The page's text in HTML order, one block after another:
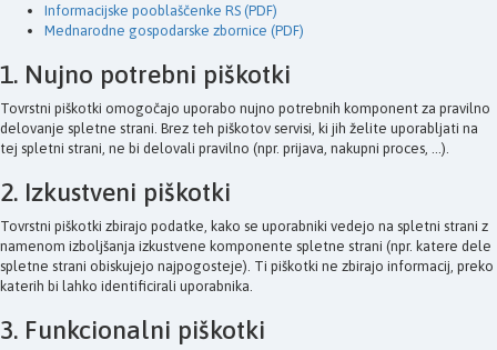
Informacijske pooblaščenke RS (PDF)
Mednarodne gospodarske zbornice (PDF)
1. Nujno potrebni piškotki
Tovrstni piškotki omogočajo uporabo nujno potrebnih komponent za pravilno
delovanje spletne strani. Brez teh piškotov servisi, ki jih želite uporabljati na
tej spletni strani, ne bi delovali pravilno (npr. prijava, nakupni proces, ...).
2. Izkustveni piškotki
Tovrstni piškotki zbirajo podatke, kako se uporabniki vedejo na spletni strani z
namenom izboljšanja izkustvene komponente spletne strani (npr. katere dele
spletne strani obiskujejo najpogosteje). Ti piškotki ne zbirajo informacij, preko
katerih bi lahko identificirali uporabnika.
3. Funkcionalni piškotki